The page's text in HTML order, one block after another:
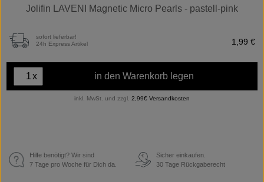
Jolifin LAVENI Magnetic Micro Pearls - pastell-pink
sofort lieferbar!
24h Express Artikel
1,99 €
x in den Warenkorb legen
inkl. MwSt. und zzgl. 2,99€ Versandkosten
Hilfe benötigt? Wir sind
7 Tage pro Woche für Dich da.
€
Sicher einkaufen.
30 Tage Rückgaberecht